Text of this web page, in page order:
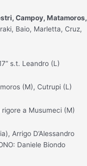
Campoy, Matamoros,
Baio, Marletta, Cruz,
s.t. Leandro (L)
(M), Cutrupi (L)
rigore a Musumeci (M)
Arrigo D’Alessandro
Daniele Biondo